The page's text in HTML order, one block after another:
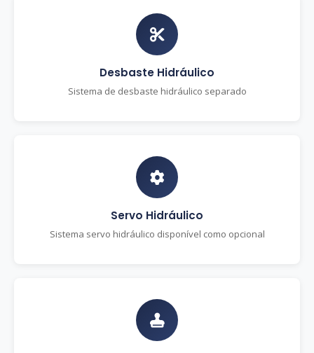
Desbaste Hidráulico
Sistema de desbaste hidráulico separado
Servo Hidráulico
Sistema servo hidráulico disponível como opcional